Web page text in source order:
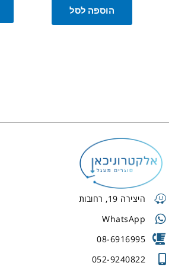
הוספה לסל
היצירה 19, רחובות
WhatsApp
08-6916995
052-9240822